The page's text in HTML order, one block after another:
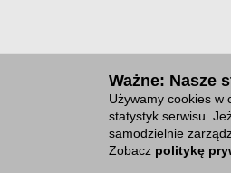
Ważne: Nasze
Używamy cookies w
statystyk serwisu.
samodzielnie
Zobacz politykę